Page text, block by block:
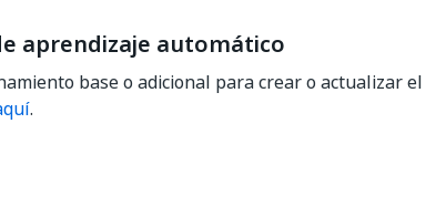
aprendizaje automático
base o adicional para crear o actualizar el
.